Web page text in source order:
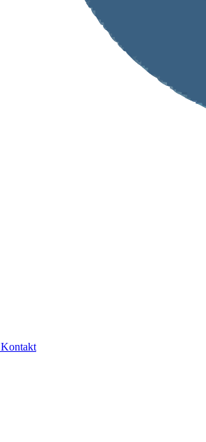
Kontakt